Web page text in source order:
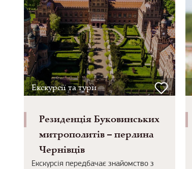
Екскурсії та тури
Резиденція Буковинських
митрополитів – перлина
Чернівців
Екскурсія передбачає знайомство з